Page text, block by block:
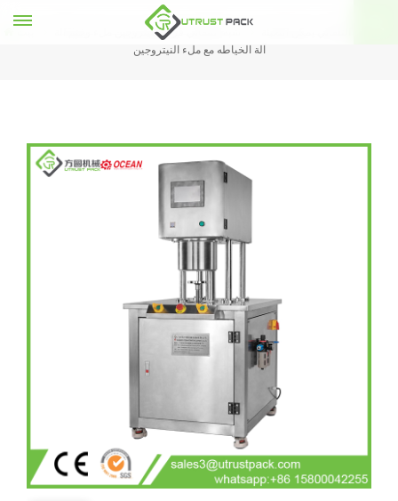
شبه التلقائي فراغ النيتروجين ملء وختم آلة
آلة الخياطه مع ملء النيتروجين